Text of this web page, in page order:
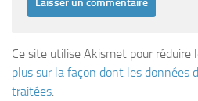
Ce site utilise Akismet pour réduire
plus sur la façon dont les données
traitées.